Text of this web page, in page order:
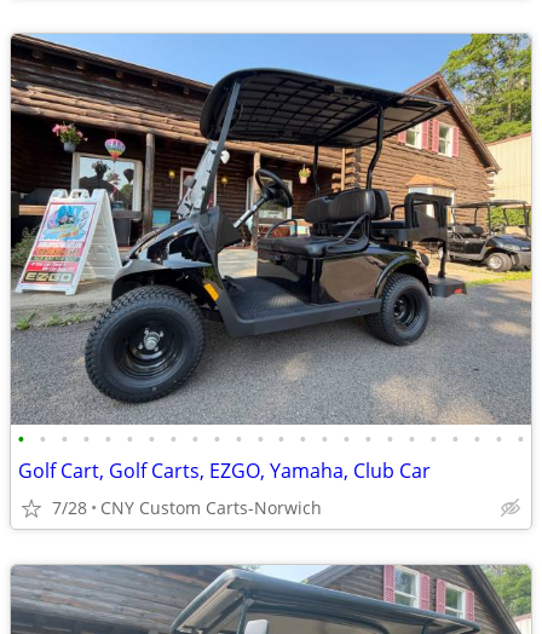
• • • • • • • • • • • • • • • • • • • • • • • •
Golf Cart, Golf Carts, EZGO, Yamaha, Club Car
7/28 CNY Custom Carts-Norwich